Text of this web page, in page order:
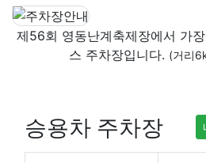
제56회 영동난계축제장에서 가
스 주차장입니다. (거리
승용차 주차장